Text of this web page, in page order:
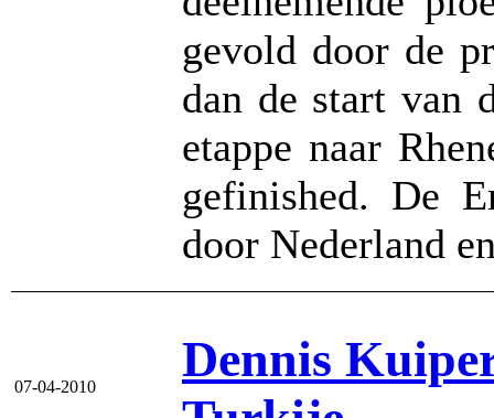
gevold door de
dan de start van
etappe naar
gefinished. De
door Nederland
07-04-2010
Dennis